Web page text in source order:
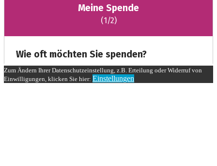
Zum Ändern Ihrer Datenschutzeinstellung, z.B. Erteilung oder Widerruf von
Einwilligungen, klicken Sie hier: Einstellungen